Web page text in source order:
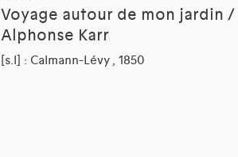
Voyage autour de mon jardin /
Alphonse Karr
[s.l] : Calmann-Lévy , 1850